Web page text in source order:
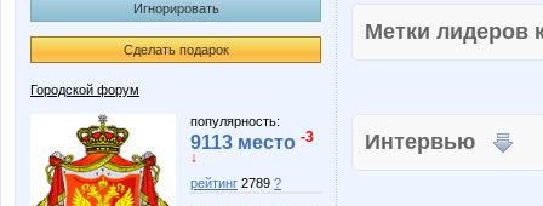
Игнорировать
Сделать подарок
Городской форум
популярность:
9113 место -3
↓
рейтинг 2789 ?
Метки
Интервью